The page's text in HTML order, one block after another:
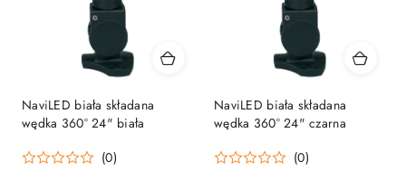
NaviLED biała składana
wędka 360° 24" biała
(0)
NaviLED biała składana
wędka 360° 24" czarna
(0)